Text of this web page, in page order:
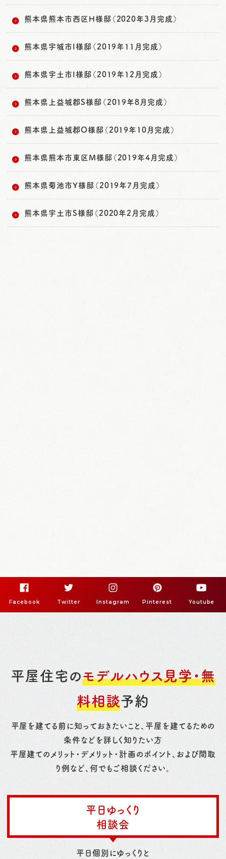
熊本県熊本市西区H様邸（2020年3月完成）
熊本県宇城市I様邸（2019年11月完成）
熊本県宇土市I様邸（2019年12月完成）
熊本県上益城郡S様邸（2019年8月完成）
熊本県上益城郡O様邸（2019年10月完成）
熊本県熊本市東区M様邸（2019年4月完成）
熊本県菊池市Y様邸（2019年7月完成）
熊本県宇土市S様邸（2020年2月完成）
Facebook Twitter Instagram Pinterest Youtube
平屋住宅のモデルハウス見学・無
料相談予約
平屋を建てる前に知っておきたいこと、平屋を建てるための
条件などを詳しく知りたい方
平屋建てのメリット・デメリット・計画のポイント、および間取
り例など、何でもご相談ください。
平日ゆっくり
相談会
平日個別にゆっくりと